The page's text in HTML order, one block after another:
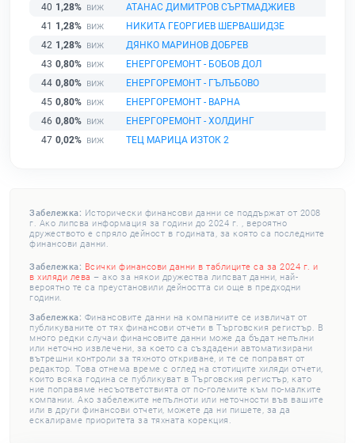
40 1,28%
АТАНАС ДИМИТРОВ СЪРТМАДЖИЕВ
41 1,28%
НИКИТА ГЕОРГИЕВ ШЕРВАШИДЗЕ
42 1,28%
ДЯНКО МАРИНОВ ДОБРЕВ
43 0,80%
ЕНЕРГОРЕМОНТ - БОБОВ ДОЛ
44 0,80%
ЕНЕРГОРЕМОНТ - ГЪЛЪБОВО
45 0,80%
ЕНЕРГОРЕМОНТ - ВАРНА
46 0,80%
ЕНЕРГОРЕМОНТ - ХОЛДИНГ
47 0,02% ТЕЦ МАРИЦА ИЗТОК 2
Забележка: Исторически финансови данни се поддържат от 2008
г. Ако липсва информация за години до 2024 г. , вероятно
дружеството е спряло дейност в годината, за която са последните
финансови данни.
Забележка: Всички финансови данни в таблиците са за 2024 г. и
в хиляди лева – ако за някои дружества липсват данни, най-
вероятно те са преустановили дейността си още в предходни
години.
Забележка: Финансовите данни на компаниите се извличат от
публикуваните от тях финансови отчети в Търговския регистър. В
много редки случаи финансовите данни може да бъдат непълни
или неточно извлечени, за което са създадени автоматизирани
вътрешни контроли за тяхното откриване, и те се поправят от
редактор. Това отнема време с оглед на стотиците хиляди отчети,
които всяка година се публикуват в Търговския регистър, като
ние поправяме несъответствията от по-големите към по-малките
компании. Ако забележите непълноти или неточности във вашите
или в други финансови отчети, можете да ни пишете, за да
ескалираме приоритета за тяхната корекция.